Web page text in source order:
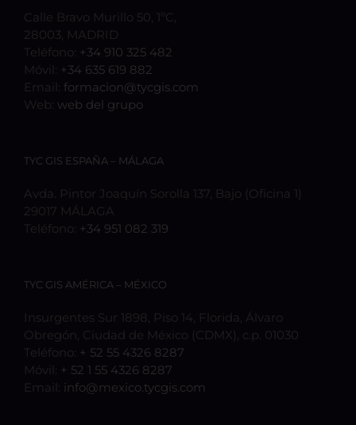
Calle Bravo Murillo 50, 1ºC,
28003, MADRID
Teléfono: +34 910 325 482
Móvil: +34 635 619 882
Email: formacion@tycgis.com
Web: web del grupo
TYC GIS ESPAÑA – MÁLAGA
Avda. Pintor Joaquín Sorolla 137, Bajo (Oficina 1)
29017 MÁLAGA
Teléfono: +34 951 082 319
TYC GIS AMÉRICA – MÉXICO
Insurgentes Sur 1898, Piso 14, Florida, Álvaro
Obregón, Ciudad de México (CDMX), c.p. 01030
Teléfono: + 52 55 4326 8287
Móvil: + 52 1 55 4326 8287
Email: info@mexico.tycgis.com